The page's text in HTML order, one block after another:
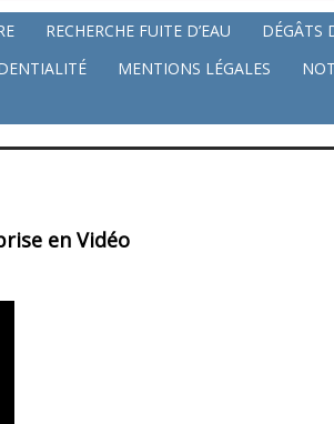
RECHERCHE FUITE D’EAU DÉGÂTS
MENTIONS LÉGALES
en Vidéo